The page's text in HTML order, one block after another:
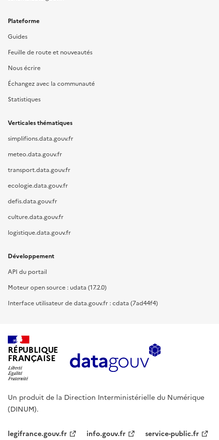
Plateforme
Guides
Feuille de route et nouveautés
Nous écrire
Échangez avec la communauté
Statistiques
Verticales thématiques
simplifions.data.gouv.fr
meteo.data.gouv.fr
transport.data.gouv.fr
ecologie.data.gouv.fr
defis.data.gouv.fr
culture.data.gouv.fr
logistique.data.gouv.fr
Développement
API du portail
Moteur open source : udata (17.2.0)
Interface utilisateur de data.gouv.fr : cdata (7ad44f4)
RÉPUBLIQUE
FRANÇAISE
Un produit de la Direction Interministérielle du Numérique
(DINUM).
legifrance.gouv.fr info.gouv.fr service-public.fr